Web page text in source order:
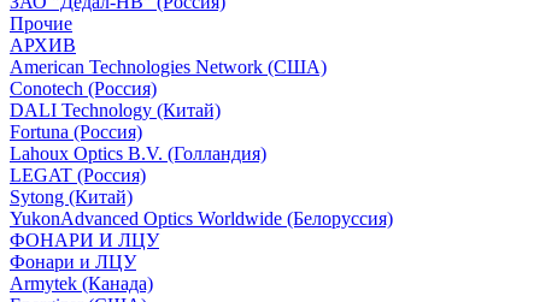
Прочие
АРХИВ
American Technologies Network (США)
Conotech (Россия)
DALI Technology (Китай)
Fortuna (Россия)
Lahoux Optics B.V. (Голландия)
LEGAT (Россия)
Sytong (Китай)
YukonAdvanced Optics Worldwide (Белоруссия)
ФОНАРИ И ЛЦУ
Фонари и ЛЦУ
Armytek (Канада)